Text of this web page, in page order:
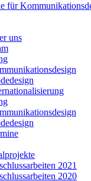
für
uns
2021
2020